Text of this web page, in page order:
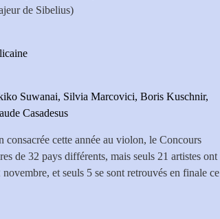
de Sibelius)
Suwanai, Silvia Marcovici, Boris Kuschnir,
Casadesus
consacrée cette année au violon, le Concours
de 32 pays différents, mais seuls 21 artistes ont
et seuls 5 se sont retrouvés en finale ce